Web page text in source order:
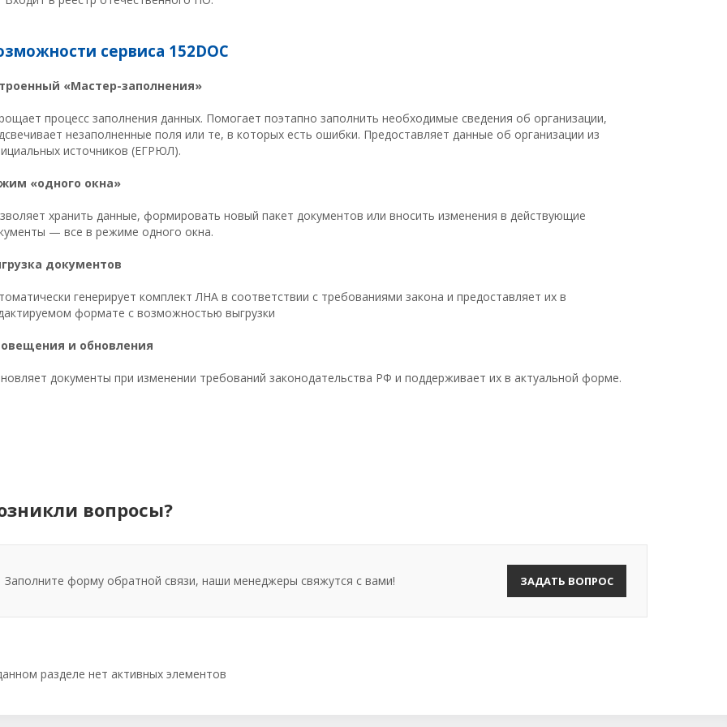
сервиса 152DOC
«Мастер-заполнения»
процесс заполнения данных. Помогает поэтапно заполнить необходимые сведения об организации,
незаполненные поля или те, в которых есть ошибки. Предоставляет данные об организации из
источников (ЕГРЮЛ).
«одного окна»
хранить данные, формировать новый пакет документов или вносить изменения в действующие
— все в режиме одного окна.
документов
генерирует комплект ЛНА в соответствии с требованиями закона и предоставляет их в
формате с возможностью выгрузки
и обновления
документы при изменении требований законодательства РФ и поддерживает их в актуальной форме.
вопросы?
Заполните форму обратной связи, наши менеджеры свяжутся с вами! ЗАДАТЬ ВОПРОС
разделе нет активных элементов